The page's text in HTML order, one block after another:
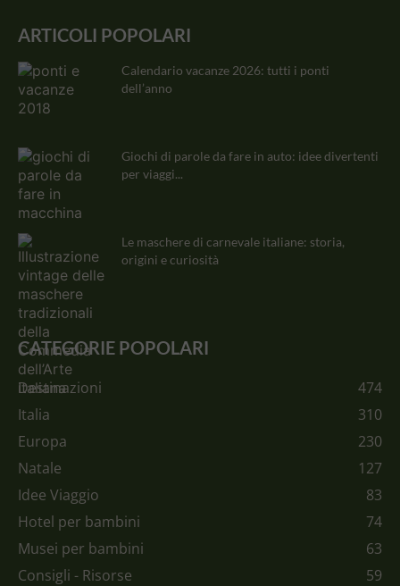
ARTICOLI POPOLARI
Calendario vacanze 2026: tutti i ponti
dell’anno
Giochi di parole da fare in auto: idee divertenti
per viaggi...
Le maschere di carnevale italiane: storia,
origini e curiosità
CATEGORIE POPOLARI
Destinazioni
474
Italia
310
Europa
230
Natale
127
Idee Viaggio
83
Hotel per bambini
74
Musei per bambini
63
Consigli - Risorse
59